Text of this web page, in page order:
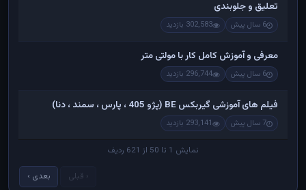
تعلیق و جلوبندی
6 سال پیش 302,583 بازدید
معرفی و آموزش کامل کار با مولتی متر
6 سال پیش 296,744 بازدید
فیلم های آموزشی گیربکس BE (پژو 405 ، پارس ، سمند ، دنا)
7 سال پیش 293,141 بازدید
نمایش 1 تا 50 از 621 ردیف
‹ قبلی بعدی ›